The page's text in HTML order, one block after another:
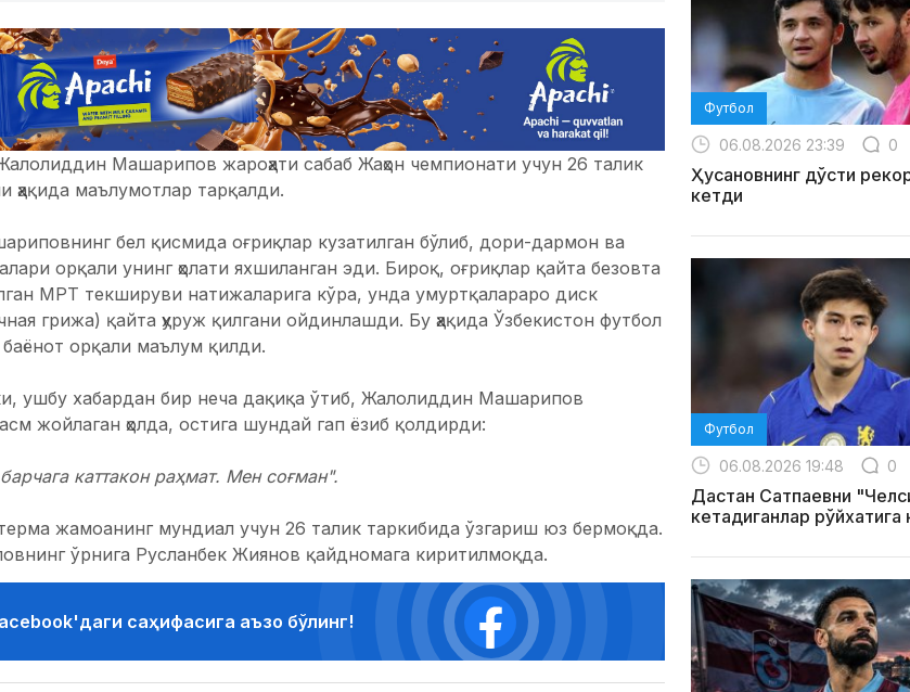
Машарипов жароҳати сабаб Жаҳон чемпионати учун 26 талик
ҳақида маълумотлар тарқалди.
бел қисмида оғриқлар кузатилган бўлиб, дори-дармон ва
орқали унинг ҳолати яхшиланган эди. Бироқ, оғриқлар қайта безовта
МРТ текшируви натижаларига кўра, унда умуртқалараро диск
грижа) қайта ҳуруж қилгани ойдинлашди. Бу ҳақида Ўзбекистон футбол
орқали маълум қилди.
ушбу хабардан бир неча дақиқа ўтиб, Жалолиддин Машарипов
жойлаган ҳолда, остига шундай гап ёзиб қолдирди:
каттакон раҳмат. Мен соғман".
жамоанинг мундиал учун 26 талик таркибида ўзгариш юз бермоқда.
ўрнига Русланбек Жиянов қайдномага киритилмоқда.
саҳифасига аъзо бўлинг!
Футбол
06.08.2026 23:39 0
Ҳусановнинг дўсти
кетди
Футбол
06.08.2026 19:48 0
Дастан Сатпаевни
кетадиганлар